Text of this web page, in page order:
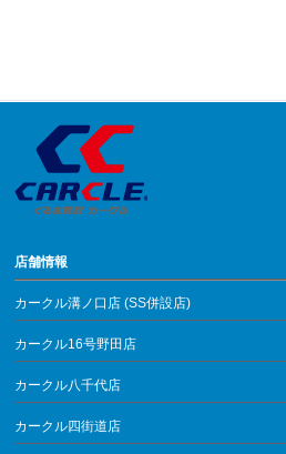
店舗情報
カークル溝ノ口店 (SS併設店)
カークル16号野田店
カークル八千代店
カークル四街道店